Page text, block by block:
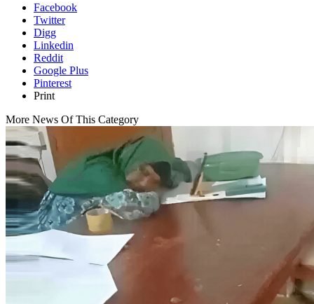
Facebook
Twitter
Digg
Linkedin
Reddit
Google Plus
Pinterest
Print
More News Of This Category